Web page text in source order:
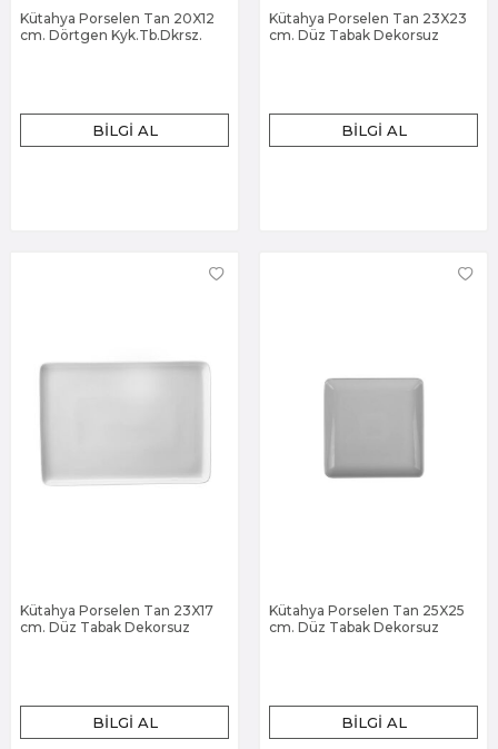
Kütahya Porselen Tan 20X12
cm. Dörtgen Kyk.Tb.Dkrsz.
BILGI AL
Kütahya Porselen Tan 23X23
cm. Düz Tabak Dekorsuz
BILGI AL
Kütahya Porselen Tan 23X17
cm. Düz Tabak Dekorsuz
BILGI AL
Kütahya Porselen Tan 25X25
cm. Düz Tabak Dekorsuz
BILGI AL